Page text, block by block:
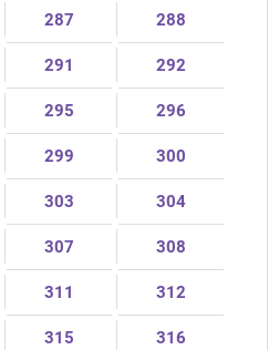
287 288
291 292
295 296
299 300
303 304
307 308
311 312
315 316